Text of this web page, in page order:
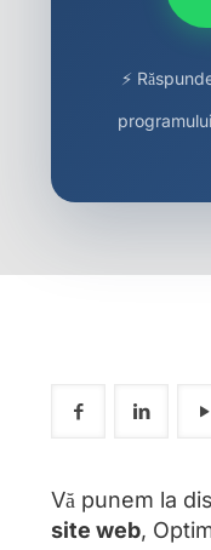
⚡
Vă punem la
site web,